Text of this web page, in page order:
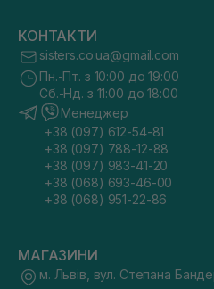
КОНТАКТИ
sisters.co.ua@gmail.com
Пн.-Пт. з 10:00 до 19:00
Сб.-Нд. з 11:00 до 18:00
Менеджер
+38 (097) 612-54-81
+38 (097) 788-12-88
+38 (097) 983-41-20
+38 (068) 693-46-00
+38 (068) 951-22-86
МАГАЗИНИ
м. Львів, вул. Степана